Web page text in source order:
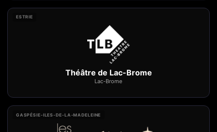
ESTRIE
Théâtre de Lac-Brome
Lac-Brome
GASPÉSIE-ILES-DE-LA-MADELEINE